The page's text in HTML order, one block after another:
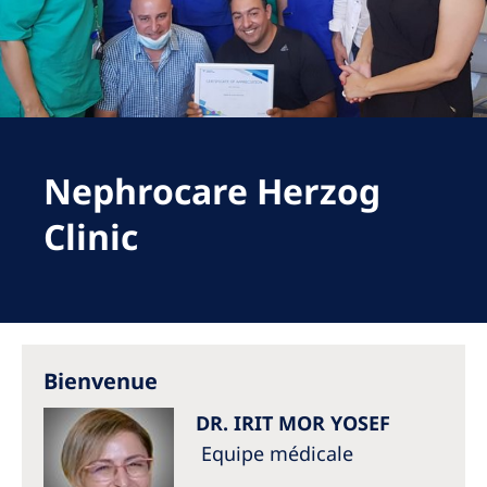
Romania
Russia
Serbia
Slovenia
Spain
Asia Pacific
Asia Pacific
Nephrocare Herzog
Clinic
Bienvenue
DR. IRIT MOR YOSEF
Equipe médicale